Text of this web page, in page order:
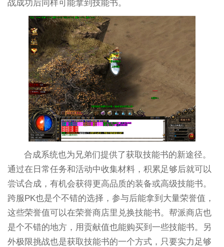
战成功后同样可能拿到技能书。
合成系统也为兄弟们提供了获取技能书的新途径。
通过在日常任务和活动中收集材料，积累足够后就可以
尝试合成，有机会获得更高品质的装备或高级技能书。
跨服PK也是个不错的选择，参与后能拿到大量荣誉值，
这些荣誉值可以在荣誉商店里兑换技能书。帮派商店也
是个不错的地方，用贡献值也能购买到一些技能书。另
外极限挑战也是获取技能书的一个方式，只要实力足够